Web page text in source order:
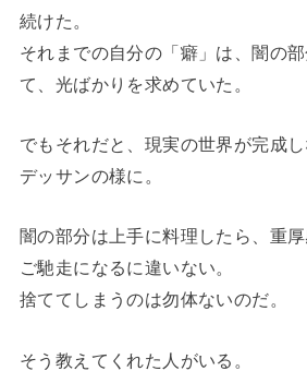
続けた。
それまでの自分の「癖」は、闇の部
て、光ばかりを求めていた。
でもそれだと、現実の世界が完成し
デッサンの様に。
闇の部分は上手に料理したら、重
ご馳走になるに違いない。
捨ててしまうのは勿体ないのだ。
そう教えてくれた人がいる。